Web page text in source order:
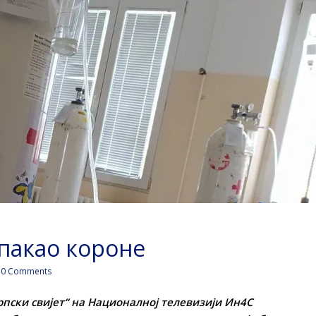
короне
Comments
свијет“ на Националној телевизији Ин4С